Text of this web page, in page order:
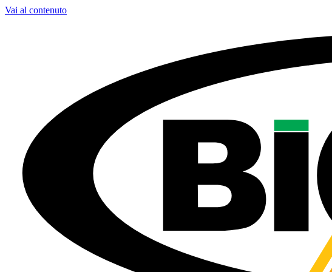
Vai al contenuto